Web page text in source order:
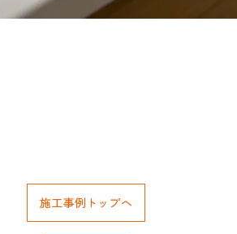
施工事例トップへ